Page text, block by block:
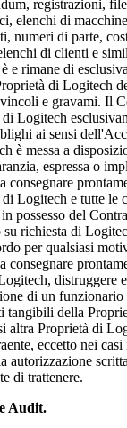
registrazioni,
elenchi di
numeri di parte,
di clienti e
e rimane di
di Logitech
e gravami. Il
Logitech
ai sensi
è messa a
espressa o
consegnare
Logitech e tutte le
possesso del
su richiesta di
per qualsiasi
consegnare
distruggere
di un
tangibili della
altra Proprietà di
eccetto nei
autorizzazione
di trattenere.
Audit.